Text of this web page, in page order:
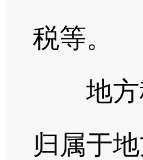
税等。
地方税
归属于